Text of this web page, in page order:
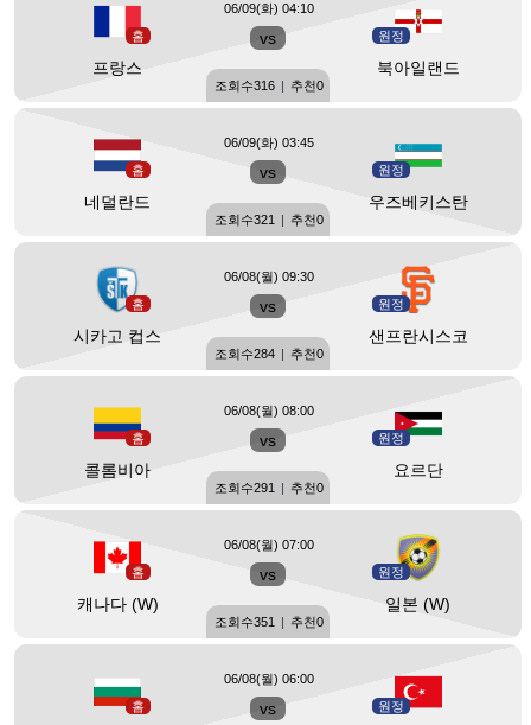
홈
프랑스
vs 원정
북아일랜드
06/09(화) 04:10
조회수316 | 추천0
홈
네덜란드
vs 원정
우즈베키스탄
06/09(화) 03:45
조회수321 | 추천0
홈
시카고 컵스
vs 원정
샌프란시스코
06/08(월) 09:30
조회수284 | 추천0
홈
콜롬비아
vs 원정
요르단
06/08(월) 08:00
조회수291 | 추천0
홈
캐나다 (W)
vs 원정
일본 (W)
06/08(월) 07:00
조회수351 | 추천0
홈 vs 원정
06/08(월) 06:00